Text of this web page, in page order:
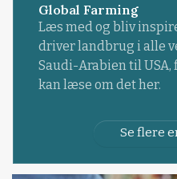
Global Farming
Læs med og bliv
driver landbrug i alle
Saudi-Arabien til
kan læse om det her.
Se flere